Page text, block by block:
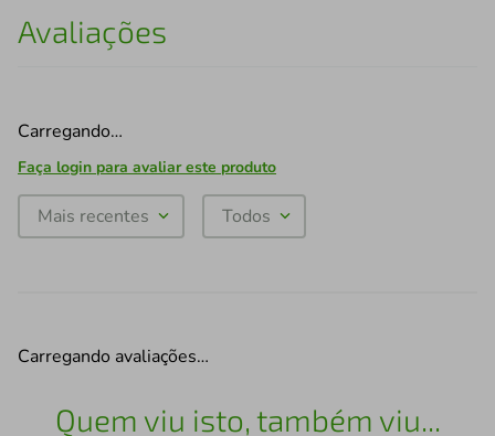
Avaliações
Carregando…
Faça login para avaliar este produto
Mais recentes Todos
Carregando avaliações…
Quem viu isto, também viu...